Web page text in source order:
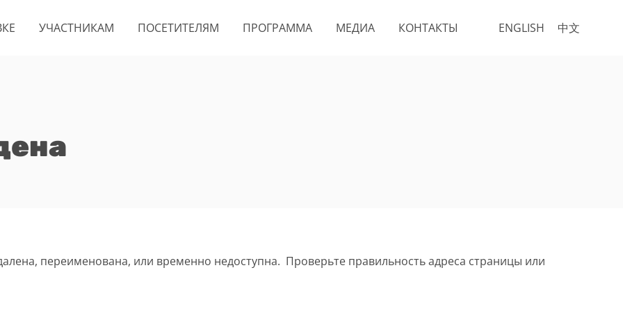
ENGLISH 中文
УЧАСТНИКАМ ПОСЕТИТЕЛЯМ ПРОГРАММА МЕДИА КОНТАКТЫ
переименована, или временно недоступна. Проверьте правильность адреса страницы или